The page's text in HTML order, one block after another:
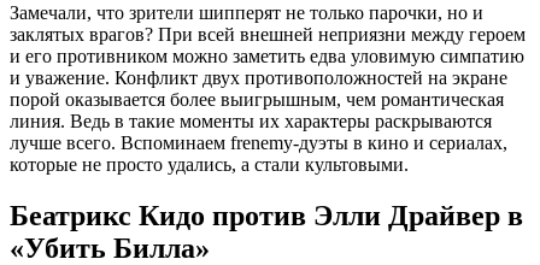
Замечали, что зрители шипперят не только парочки, но и
заклятых врагов? При всей внешней неприязни между героем
и его противником можно заметить едва уловимую симпатию
и уважение. Конфликт двух противоположностей на экране
порой оказывается более выигрышным, чем романтическая
линия. Ведь в такие моменты их характеры раскрываются
лучше всего. Вспоминаем frenemy-дуэты в кино и сериалах,
которые не просто удались, а стали культовыми.
Беатрикс Кидо против Элли Драйвер в
«Убить Билла»